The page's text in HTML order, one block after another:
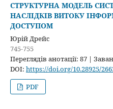
СТРУКТУРНА МОДЕЛЬ
НАСЛІДКІВ ВИТОКУ
ДОСТУПОМ
Юрій Дрейс
745-755
Переглядів анотації: 87 |
DOI: https://doi.org/10.28925/
PDF